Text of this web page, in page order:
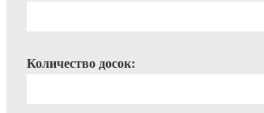
Количество досок: